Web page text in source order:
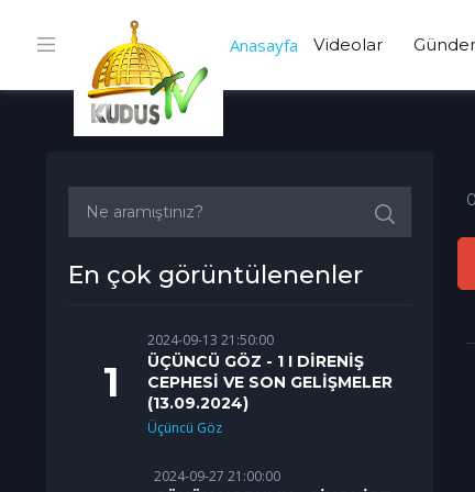
Anasayfa Videolar
En çok görüntülenenler
2024-09-13 21:50:00
ÜÇÜNCÜ GÖZ - 1 I DİRENİŞ
CEPHESİ VE SON GELİŞMELER
(13.09.2024)
Üçüncü Göz
2024-09-27 21:00:00